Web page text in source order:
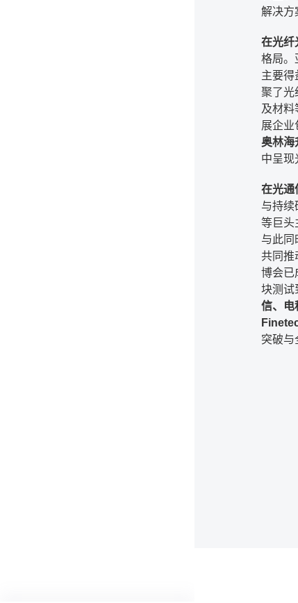
解决方
在光纤
格局。
主要得
聚了光
及材料
展企业
奥林海
中呈现
在光通
与持续
等巨头
与此同
共同推
博会已
块测试
信、电
突破与